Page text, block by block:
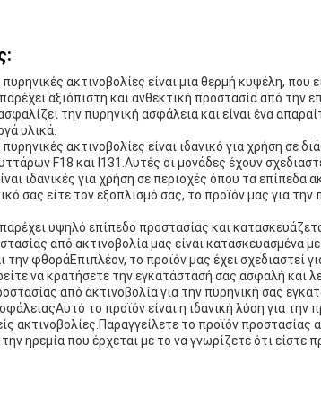
ακτινοβολίες είναι μια θερμή κυψέλη, που
αξιόπιστη και ανθεκτική προστασία από την
την πυρηνική ασφάλεια και είναι ένα
υλικά.
ακτινοβολίες είναι ιδανικό για χρήση σε
F18 και I131.Αυτές οι μονάδες έχουν
ιδανικές για χρήση σε περιοχές όπου τα επίπεδα
σας είτε τον εξοπλισμό σας, το προϊόν μας για την
υψηλό επίπεδο προστασίας και
από ακτινοβολία μας είναι κατασκευασμένα
την φθοράΕπιπλέον, το προϊόν μας έχει σχεδιαστεί
να κρατήσετε την εγκατάστασή σας ασφαλή και
από ακτινοβολία για την πυρηνική σας
το προϊόν είναι η ιδανική λύση για
ακτινοβολίες.Παραγγείλετε το προϊόν προστασίας
ηρεμία που έρχεται με το να γνωρίζετε ότι είστε